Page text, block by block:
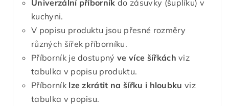
Univerzální příborník do zásuvky (šuplíku) v
kuchyni.
V popisu produktu jsou přesné rozměry
různých šířek příborníku.
Příborník je dostupnýve více šířkách viz
tabulka v popisu produktu.
Příborník lze zkrátit na šířku i hloubkuviz
tabulka v popisu.